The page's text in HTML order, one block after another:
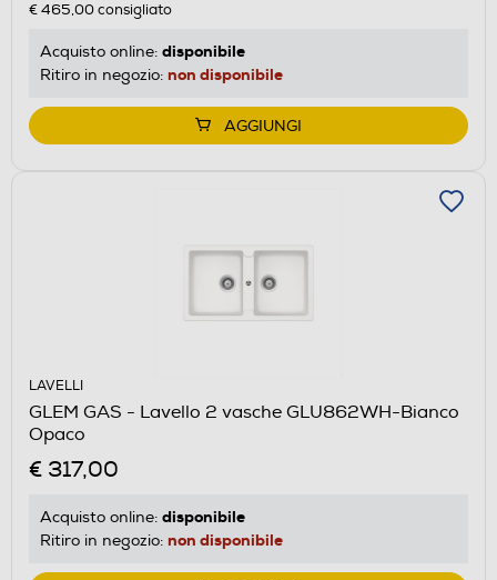
€ 465,00consigliato
Acquisto online: disponibile
Ritiro in negozio: non disponibile
AGGIUNGI
LAVELLI
GLEM GAS - Lavello 2 vasche GLU862WH-Bianco
Opaco
€ 317,00
Acquisto online: disponibile
Ritiro in negozio: non disponibile